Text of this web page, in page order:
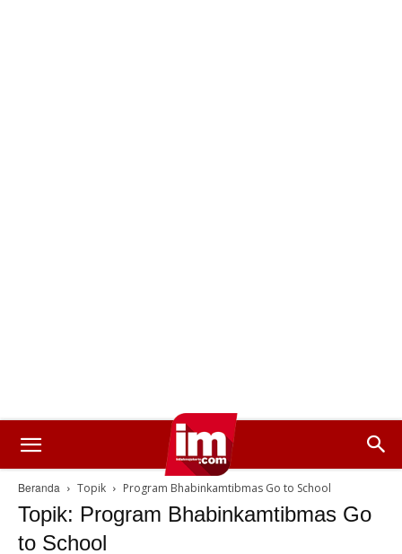
Beranda Topik Program Bhabinkamtibmas Go to School
Topik: Program Bhabinkamtibmas Go
to School